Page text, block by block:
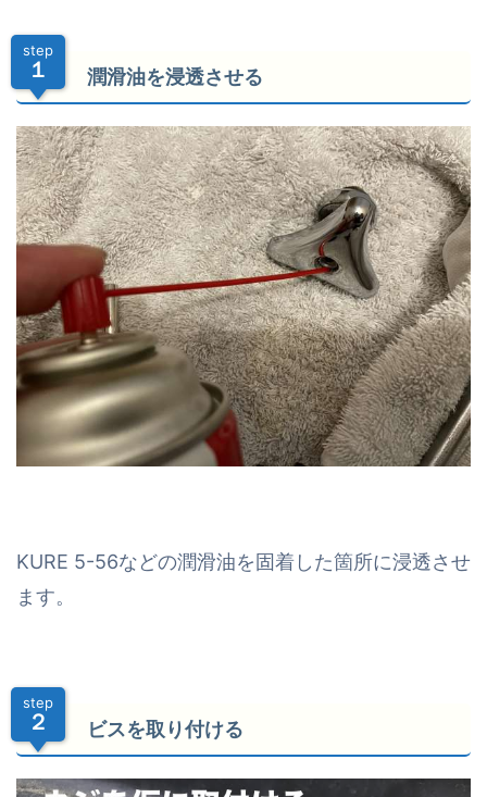
step
１ 潤滑油を浸透させる
KURE 5-56などの潤滑油を固着した箇所に浸透させ
ます。
step
２ ビスを取り付ける